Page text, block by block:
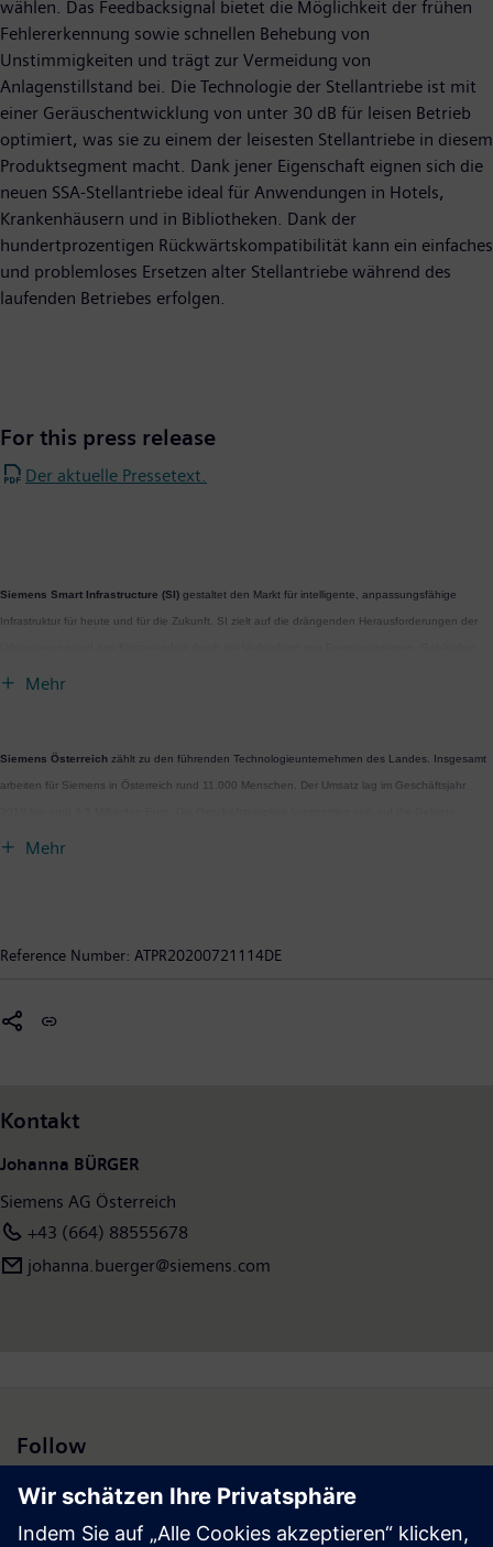
wählen. Das Feedbacksignal bietet die Möglichkeit der frühen
Fehlererkennung sowie schnellen Behebung von
Unstimmigkeiten und trägt zur Vermeidung von
Anlagenstillstand bei. Die Technologie der Stellantriebe ist mit
einer Geräuschentwicklung von unter 30 dB für leisen Betrieb
optimiert, was sie zu einem der leisesten Stellantriebe in diesem
Produktsegment macht. Dank jener Eigenschaft eignen sich die
neuen SSA-Stellantriebe ideal für Anwendungen in Hotels,
Krankenhäusern und in Bibliotheken. Dank der
hundertprozentigen Rückwärtskompatibilität kann ein einfaches
und problemloses Ersetzen alter Stellantriebe während des
laufenden Betriebes erfolgen.
For this press release
Der aktuelle Pressetext.
Siemens Smart Infrastructure (SI) gestaltet den Markt für intelligente, anpassungsfähige
Infrastruktur für heute und für die Zukunft. SI zielt auf die drängenden Herausforderungen der
Ökosystem hilft SI seinen Kunden im Wettbewerb erfolgreich zu sein und der Gesellschaft, sich
weiterzuentwickeln – und leistet dabei einen Beitrag zum Schutz unseres Planeten: SI creates
Mehr
Siemens Österreich zählt zu den führenden Technologieunternehmen des Landes. Insgesamt
arbeiten für Siemens in Österreich rund 11.000 Menschen. Der Umsatz lag im Geschäftsjahr
Wertschöpfung bei. Im abgelaufenen Geschäftsjahr betrug alleine das Fremdeinkaufsvolumen
Informationen:www.siemens.at
Mehr
Reference Number: ATPR20200721114DE
Kontakt
Johanna BÜRGER
Siemens AG Österreich
+43 (664) 88555678
johanna.buerger@siemens.com
Follow